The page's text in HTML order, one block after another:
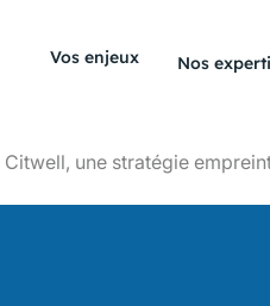
Vos enjeux Nos
Citwell, une stratégie